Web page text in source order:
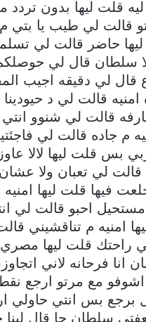
قلت ليها بدون تردد
قالت لي طيب يا
حاضر قالت لي
سلطان قال لي
لي دقيقه اجيب
امنيه قالت لي د
قالت لي شنوو انتي
م جاده قالت لي
بس قلت ليها لالا
قالت لي تعبان ولا
فيها قلت ليها
مستحيل احبو قالت لي
امنيه م تناقشيني
راحتك قلت ليها
انا فرحانه لاني
مع مرتو ارجع
برجع بس انتي حاولي
سلطان جا قال لينا